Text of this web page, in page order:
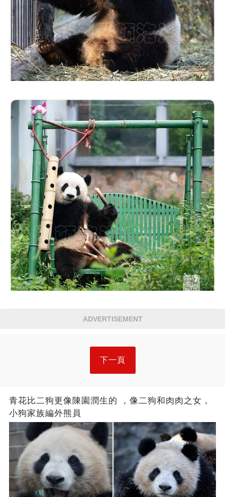
ADVERTISEMENT
下一頁
青花比二狗更像陳園潤生的 ​​，像二狗和肉肉之女，
小狗家族編外熊員